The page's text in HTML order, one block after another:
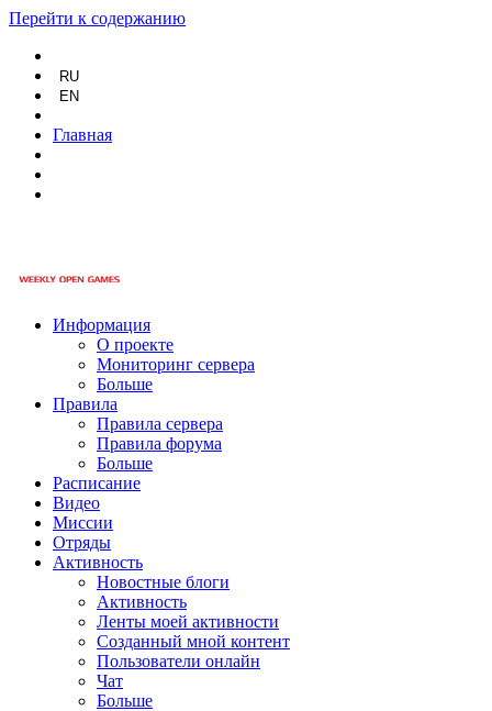
Перейти к содержанию
RU
EN
Главная
Информация
О проекте
Мониторинг сервера
Больше
Правила
Правила сервера
Правила форума
Больше
Расписание
Видео
Миссии
Отряды
Активность
Новостные блоги
Активность
Ленты моей активности
Созданный мной контент
Пользователи онлайн
Чат
Больше